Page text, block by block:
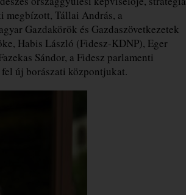
megbízott, Tállai András, a
Gazdakörök és Gazdaszövetkezetek
Habis László (Fidesz-KDNP), Eger
Sándor, a Fidesz parlamenti
új borászati központjukat.